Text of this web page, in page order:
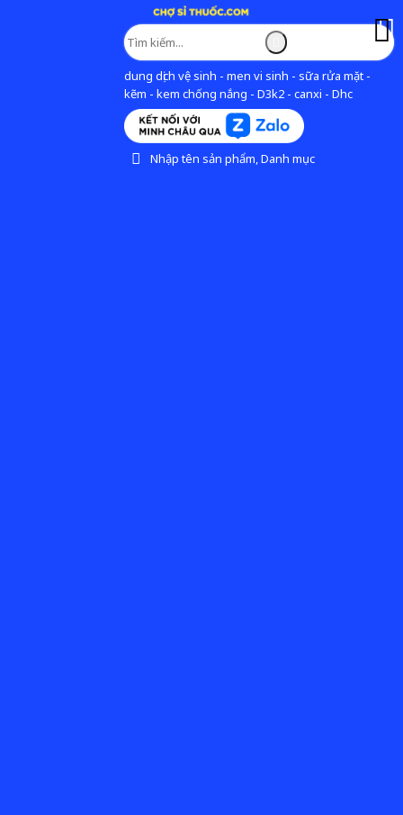
dung dịch vệ sinh - men vi sinh - sữa rửa mặt -
kẽm - kem chống nắng - D3k2 - canxi - Dhc
Nhập tên sản phẩm, Danh mục